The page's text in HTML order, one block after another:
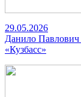
29.05.2026
Данило Павлович
«Кузбасс»